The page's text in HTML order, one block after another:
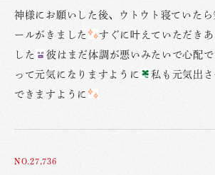
神様にお願いした後、ウトウト寝ていたら
ールがきました
すぐに叶えていただき
した
彼はまだ体調が悪いみたいで心配で
って元気になりますように
私も元気出
できますように
NO.27,736